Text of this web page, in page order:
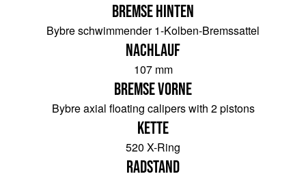
Bremse hinten
Bybre schwimmender 1-Kolben-Bremssattel
Nachlauf
107 mm
Bremse vorne
Bybre axial floating calipers with 2 pistons
Kette
520 X-Ring
Radstand